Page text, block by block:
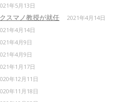
年5月13日
スマノ教授が就任 2021年4月14日
年4月14日
年4月9日
年4月9日
年1月17日
年12月11日
年11月18日